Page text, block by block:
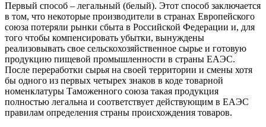
Первый способ – легальный (белый). Этот способ заключается
в том, что некоторые производители в странах Европейского
союза потеряли рынки сбыта в Российской Федерации и, для
того чтобы компенсировать убытки, вынуждены
реализовывать свое сельскохозяйственное сырье и готовую
продукцию пищевой промышленности в страны ЕАЭС.
После переработки сырья на своей территории и смены хотя
бы одного из первых четырех знаков в коде товарной
номенклатуры Таможенного союза такая продукция
полностью легальна и соответствует действующим в ЕАЭС
правилам определения страны происхождения товаров.